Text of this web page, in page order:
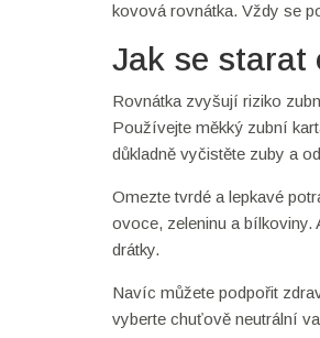
kovová rovnátka. Vždy se
Jak se starat
Rovnátka zvyšují riziko
Používejte měkký zubní
důkladně vyčistěte zuby a
Omezte tvrdé a lepkavé
ovoce, zeleninu a bílkoviny.
drátky.
Navíc můžete podpořit
vyberte chuťově neutrální